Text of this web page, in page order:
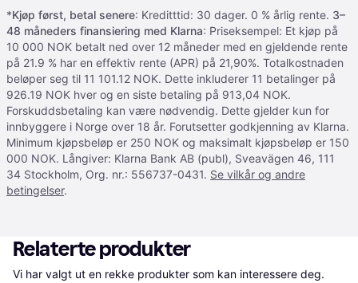
*Kjøp først, betal senere: Kreditttid: 30 dager. 0 % årlig rente. 3–
48 måneders finansiering med Klarna: Priseksempel: Et kjøp på
10 000 NOK betalt ned over 12 måneder med en gjeldende rente
på 21.9 % har en effektiv rente (APR) på 21,90%. Totalkostnaden
beløper seg til 11 101.12 NOK. Dette inkluderer 11 betalinger på
926.19 NOK hver og en siste betaling på 913,04 NOK.
Forskuddsbetaling kan være nødvendig. Dette gjelder kun for
innbyggere i Norge over 18 år. Forutsetter godkjenning av Klarna.
Minimum kjøpsbeløp er 250 NOK og maksimalt kjøpsbeløp er 150
000 NOK. Långiver: Klarna Bank AB (publ), Sveavägen 46, 111
34 Stockholm, Org. nr.: 556737-0431. Se vilkår og andre
betingelser.
Relaterte produkter